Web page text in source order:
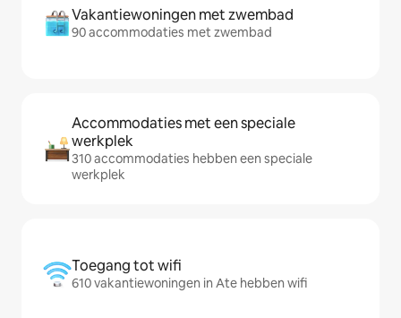
Vakantiewoningen met zwembad
90 accommodaties met zwembad
Accommodaties met een speciale
werkplek
310 accommodaties hebben een speciale
werkplek
Toegang tot wifi
610 vakantiewoningen in Ate hebben wifi